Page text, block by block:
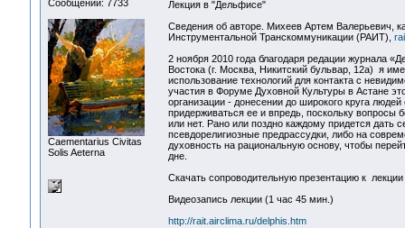
Сообщений: 7733
Сaementarius Civitas
Solis Aeterna
Лекция в "Дельфисе"
Сведения об авторе. Михеев Артем Валерьевич,
Инструментальной Транскоммуникации (РАИТ),
2 ноября 2010 года благодаря редации журнала
Востока (г. Москва, Никитский бульвар, 12а) я
использование технологий для контакта с
участия в Форуме Духовной Культуры в Астане
организации - донесении до широкого круга
придерживаться ее и впредь, поскольку вопросы
или нет. Рано или поздно каждому придется дать
псевдорелигиозные предрассудки, либо на
духовность на рациональную основу, чтобы
дне.
Скачать сопроводительную презентацию к
Видеозапись лекции (1 час 45 мин.)
http://rait.airclima.ru/delphis.htm